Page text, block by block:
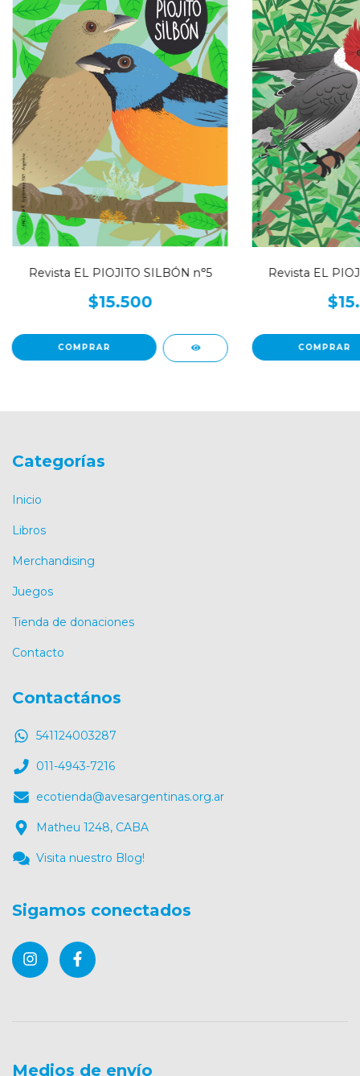
Revista EL PIOJITO SILBÓN n°5
$15.500
Revista EL
Categorías
Inicio
Libros
Merchandising
Juegos
Tienda de donaciones
Contacto
Contactános
541124003287
011-4943-7216
ecotienda@avesargentinas.org.ar
Matheu 1248, CABA
Visita nuestro Blog!
Sigamos conectados
Medios de envío